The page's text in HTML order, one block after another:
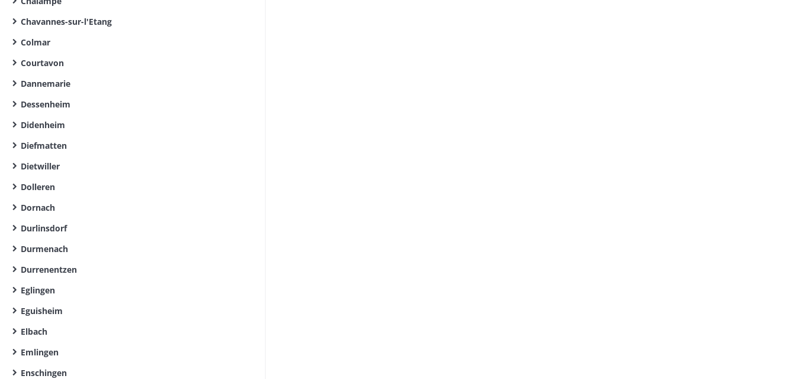
Chavannes-sur-l'Etang
Colmar
Courtavon
Dannemarie
Dessenheim
Didenheim
Diefmatten
Dietwiller
Dolleren
Dornach
Durlinsdorf
Durmenach
Durrenentzen
Eglingen
Eguisheim
Elbach
Emlingen
Enschingen